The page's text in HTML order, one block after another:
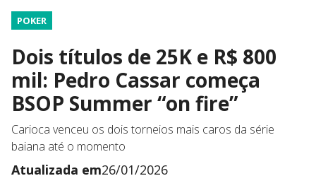
POKER
Dois títulos de 25K e R$ 800
mil: Pedro Cassar começa
BSOP Summer “on fire”
Carioca venceu os dois torneios mais caros da série
baiana até o momento
Atualizada em26/01/2026